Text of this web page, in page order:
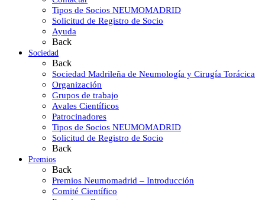
Tipos de Socios NEUMOMADRID
Solicitud de Registro de Socio
Ayuda
Back
Sociedad
Back
Sociedad Madrileña de Neumología y Cirugía Torácica
Organización
Grupos de trabajo
Avales Científicos
Patrocinadores
Tipos de Socios NEUMOMADRID
Solicitud de Registro de Socio
Back
Premios
Back
Premios Neumomadrid – Introducción
Comité Científico